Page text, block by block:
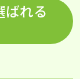
れる